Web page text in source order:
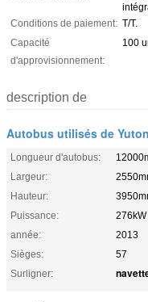
Conditions de paiement: T/T.
Capacité
d'approvisionnement:
100
description de
Autobus utilisés de
Longueur d'autobus:
Largeur:
Hauteur:
Puissance:
276kW
année:
2013
Sièges:
57
Surligner: